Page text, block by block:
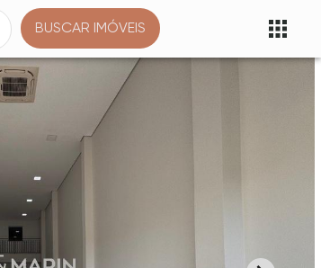
BUSCAR IMÓVEIS